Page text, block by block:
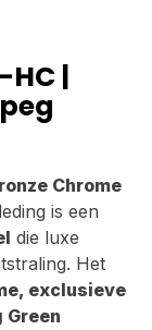
HC |
Chrome
is een
die luxe
Het
exclusieve
Green